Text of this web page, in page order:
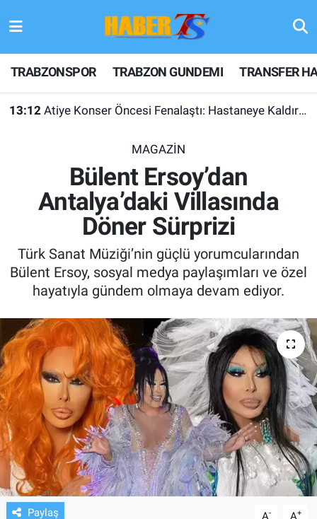
TRABZONSPOR TRABZON GUNDEMI TRANSFER
13:12 Atiye Konser Öncesi Fenalaştı: Hastaneye Kaldırıldı
MAGAZİN
Bülent Ersoy’dan
Antalya’daki Villasında
Döner Sürprizi
Türk Sanat Müziği’nin güçlü yorumcularından
Bülent Ersoy, sosyal medya paylaşımları ve özel
hayatıyla gündem olmaya devam ediyor.
Paylaş A- A+
TRABZONSPOR
TRABZON GUNDEMI
KULİS MEYDANI
1461 TRABZON
FUTBOL
TV VE SİNEMA
BASKETBOL
SAĞLIK
GENEL
KÜLTÜR SANAT
Hava Durumu
Trafik Durumu
Son Dakika Haberleri
Haber Arşivi